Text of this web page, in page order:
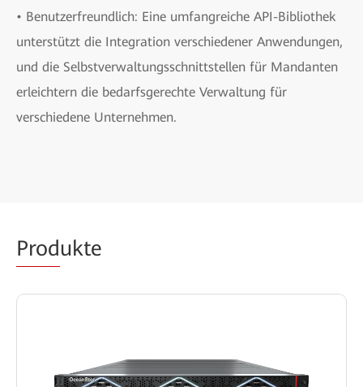
• Benutzerfreundlich: Eine umfangreiche API-Bibliothek
unterstützt die Integration verschiedener Anwendungen,
und die Selbstverwaltungsschnittstellen für Mandanten
erleichtern die bedarfsgerechte Verwaltung für
verschiedene Unternehmen.
Produkte